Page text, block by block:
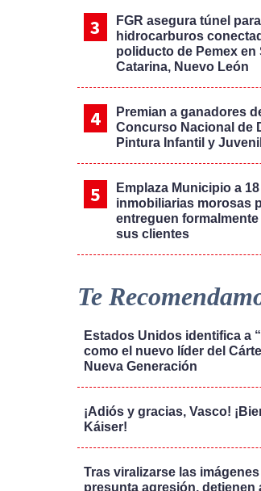
FGR asegura túnel
hidrocarburos
poliducto de Pemex en
Catarina, Nuevo León
Premian a ganadores
Concurso Nacional de
Pintura Infantil y
Emplaza Municipio a 18
inmobiliarias morosas
entreguen formalmente
sus clientes
Te
Estados Unidos identifica a
como el nuevo líder del
Nueva Generación
¡Adiós y gracias, Vasco!
Káiser!
Tras viralizarse las
presunta agresión, detienen